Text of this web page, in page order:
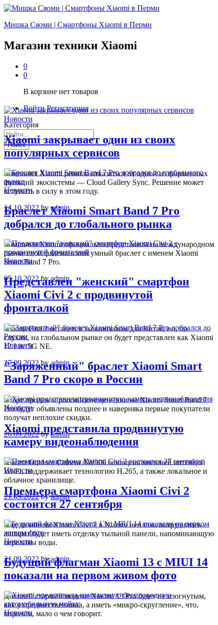
Мишка Сяоми | Смартфоны Xiaomi в Перми
Магазин техники Xiaomi
0
0
В корзине нет товаров
Войти Регистрация
Категория
Поиск
Новости
Xiaomi закрывает один из своих
популярных сервисов
Компания Xiaomi решила отказаться от одной из фирменных
функций экосистемы — Cloud Gallery Sync. Решение может
вступить в силу в этом году.
14.10.2022byadmin
Новости
Браслет Xiaomi Smart Band 7 Pro
добрался до глобального рынка
Компания Xiaomi официально представила на международном
рынке свой флагманский умный браслет с именем Xiaomi
Smart Band 7 Pro.
05.10.2022byadmin
Новости
Представлен "женский" смартфон
Xiaomi Civi 2 с продвинутой
фронталкой
Xiaomi Civi 2 останется эксклюзивом для Китая, но, по
слухам, на глобальном рынке он будет представлен как Xiaomi
12 Lite 5G NE.
27.09.2022byadmin
Новости
"Заряженный" браслет Xiaomi Smart
Band 7 Pro скоро в России
Старт продаж и российские ценники на Xiaomi Smart Band 7
Pro будут объявлены позднее и наверняка первые покупатели
получат неплохие скидки.
26.09.2022byadmin
Новости
Xiaomi представила продвинутую
камеру видеонаблюдения
Xiaomi Outdoor Camera AW300 оснащена внешней антенной
Wi-Fi, поддерживает технологию H.265, а также локальное и
облачное хранилище.
21.09.2022byadmin
Новости
Премьера смартфона Xiaomi Civi 2
состоится 27 сентября
Над дизайном Xiaomi Civi 2 в Xiaomi неплохо потрудились -
аппарат будет иметь отделку тыльной панели, напоминающую
переливы воды.
21.09.2022byadmin
Новости
Будущий флагман Xiaomi 13 с MIUI 14
показали на первом живом фото
Дисплей старшей модели Xiaomi 13 Pro будет не изогнутым,
как у предшественника, а иметь «микро-скругление», что,
впрочем, мало о чем говорит.
Новости